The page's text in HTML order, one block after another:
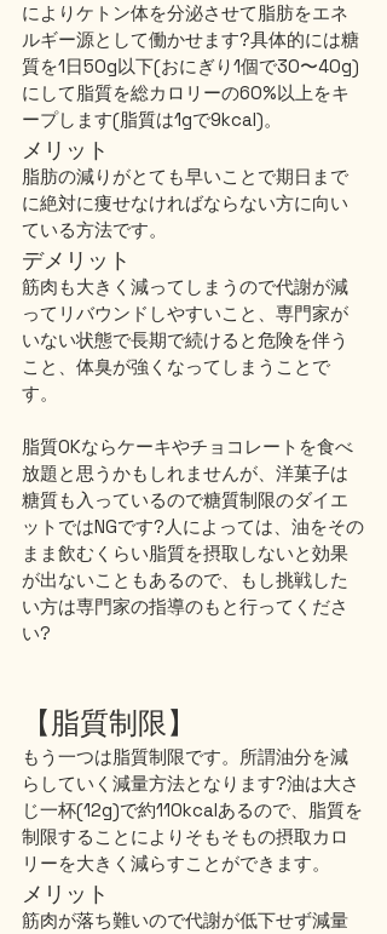
によりケトン体を分泌させて脂肪をエネ
ルギー源として働かせます?具体的には糖
質を1日50g以下(おにぎり1個で30〜40g)
にして脂質を総カロリーの60%以上をキ
ープします(脂質は1gで9kcal)。
メリット
脂肪の減りがとても早いことで期日まで
に絶対に痩せなければならない方に向い
ている方法です。
デメリット
筋肉も大きく減ってしまうので代謝が減
ってリバウンドしやすいこと、専門家が
いない状態で長期で続けると危険を伴う
こと、体臭が強くなってしまうことで
す。
脂質OKならケーキやチョコレートを食べ
放題と思うかもしれませんが、洋菓子は
糖質も入っているので糖質制限のダイエ
ットではNGです?人によっては、油をその
まま飲むくらい脂質を摂取しないと効果
が出ないこともあるので、もし挑戦した
い方は専門家の指導のもと行ってくださ
い?
【脂質制限】
もう一つは脂質制限です。所謂油分を減
らしていく減量方法となります?油は大さ
じ一杯(12g)で約110kcalあるので、脂質を
制限することによりそもそもの摂取カロ
リーを大きく減らすことができます。
メリット
筋肉が落ち難いので代謝が低下せず減量